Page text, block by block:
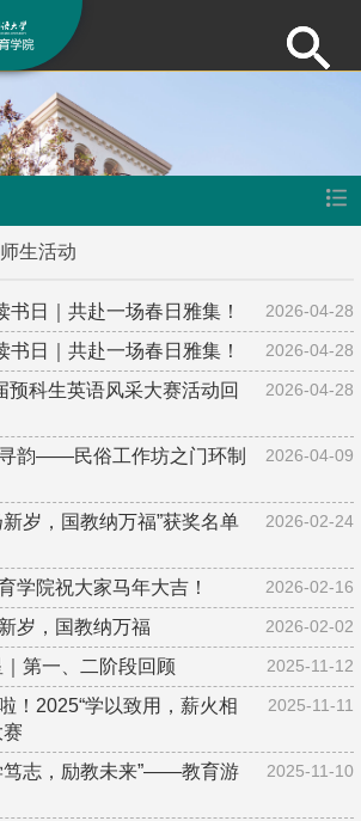
师生活动
书日｜共赴一场春日雅集！ 2026-04-28
书日｜共赴一场春日雅集！ 2026-04-28
预科生英语风采大赛活动回
2026-04-28
韵——民俗工作坊之门环制
2026-04-09
岁，国教纳万福”获奖名单
2026-02-24
学院祝大家马年大吉！ 2026-02-16
岁，国教纳万福 2026-02-02
第一、二阶段回顾 2025-11-12
！2025“学以致用，薪火相
2025-11-11
笃志，励教未来”——教育游
2025-11-10